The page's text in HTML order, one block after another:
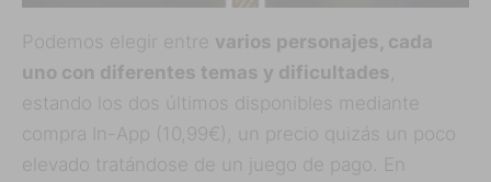
Podemos elegir entre varios personajes, cada
uno con diferentes temas y dificultades
estando los dos últimos disponibles mediante
compra In-App (10,99€), un precio quizás un poco
elevado tratándose de un juego de pago. En